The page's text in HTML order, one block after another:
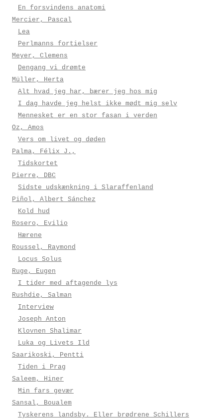
En forsvindens anatomi
Mercier, Pascal
Lea
Perlmanns fortielser
Meyer, Clemens
Dengang vi drømte
Müller, Herta
Alt hvad jeg har, bærer jeg hos mig
I dag havde jeg helst ikke mødt mig selv
Mennesket er en stor fasan i verden
Oz, Amos
Vers om livet og døden
Palma, Félix J.,
Tidskortet
Pierre, DBC
Sidste udskænkning i Slaraffenland
Piñol, Albert Sánchez
Kold hud
Rosero, Evilio
Hærene
Roussel, Raymond
Locus Solus
Ruge, Eugen
I tider med aftagende lys
Rushdie, Salman
Interview
Joseph Anton
Klovnen Shalimar
Luka og Livets Ild
Saarikoski, Pentti
Tiden i Prag
Saleem, Hiner
Min fars gevær
Sansal, Boualem
Tyskerens landsby. Eller brødrene Schillers